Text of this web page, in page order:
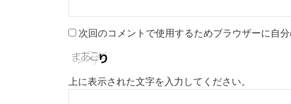
次回のコメントで使用するためブラウザーに自
上に表示された文字を入力してください。